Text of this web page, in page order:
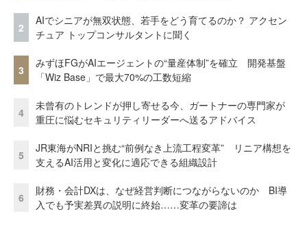
2
AIでシニアが無双状態、若手をどう育てるのか？ アクセン
チュア トップコンサルタントに聞く
3
みずほFGがAIエージェントの“量産体制”を確立 開発基盤
「Wiz Base」で最大70%の工数短縮
4
未曾有のトレンドが押し寄せる今、ガートナーの専門家が
重圧に悩むセキュリティリーダーへ送るアドバイス
5
JR東海がNRIと挑む“前例なき上流工程変革” リニア構想を
支えるAI活用と変化に適応できる組織設計
6
財務・会計DXは、なぜ経営判断につながらないのか BI導
入でも予実差異の説明に終始……変革の要諦は